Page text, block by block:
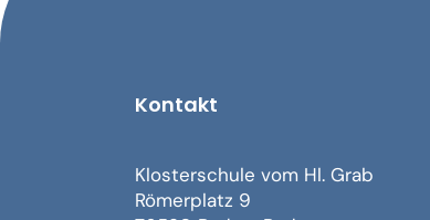
Kontakt
Klosterschule vom Hl. Grab
Römerplatz 9